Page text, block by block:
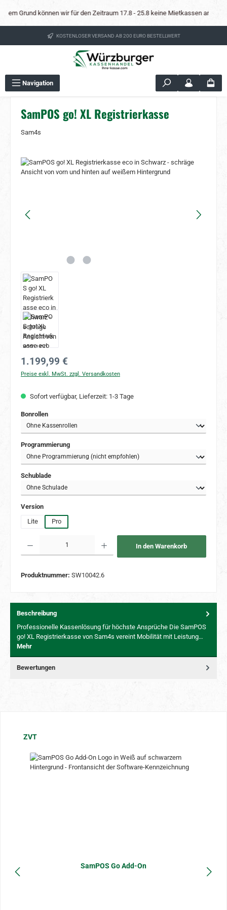
Zum Hauptinhalt springen
Grund können wir für den Zeitraum 17.8 - 25.8 keine Mietkassen anbieten
KOSTENLOSER VERSAND AB 200 EURO BESTELLWERT
Navigation
SamPOS go! XL Registrierkasse
Sam4s
Bildergalerie überspringen
Regulärer Preis:
1.199,99 €
Preise exkl. MwSt. zzgl. Versandkosten
Sofort verfügbar, Lieferzeit: 1-3 Tage
Bonrollenauswählen
Programmierungauswählen
Schubladeauswählen
Versionauswählen
Lite
Pro
In den Warenkorb
Produktnummer: SW10042.6
Beschreibung
Professionelle Kassenlösung für höchste Ansprüche Die SamPOS
go! XL Registrierkasse von Sam4s vereint Mobilität mit Leistung…
Mehr
Bewertungen
Produktgalerie überspringen
ZVT
SamPOS Go Add-On